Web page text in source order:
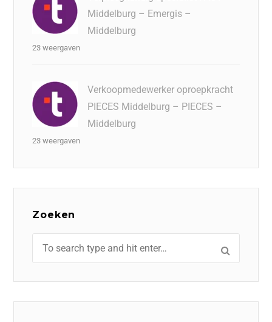
Middelburg – Emergis –
Middelburg
23 weergaven
Verkoopmedewerker oproepkracht
PIECES Middelburg – PIECES –
Middelburg
23 weergaven
Zoeken